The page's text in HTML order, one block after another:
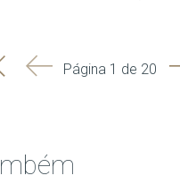
'
Página 1 de 20